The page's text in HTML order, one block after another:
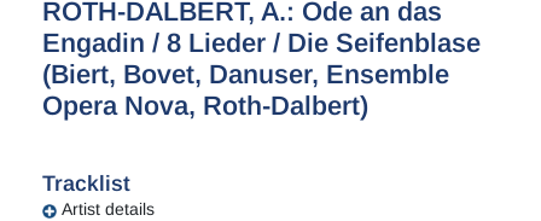
ROTH-DALBERT, A.: Ode an das
Engadin / 8 Lieder / Die Seifenblase
(Biert, Bovet, Danuser, Ensemble
Opera Nova, Roth-Dalbert)
Tracklist
Artist details